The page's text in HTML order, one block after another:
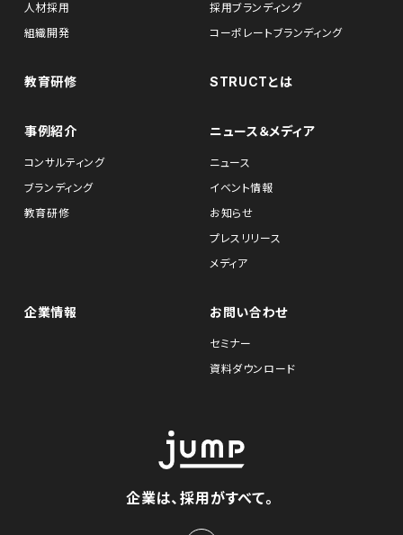
人材採用
組織開発
採用ブランディング
コーポレートブランディング
教育研修 STRUCTとは
事例紹介
コンサルティング
ブランディング
教育研修
ニュース＆メディア
ニュース
イベント情報
お知らせ
プレスリリース
メディア
企業情報 お問い合わせ
セミナー
資料ダウンロード
企業は、採用がすべて。